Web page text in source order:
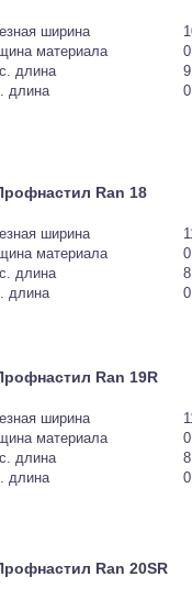
ширина
материала
длина
длина
Ran 18
ширина
материала
длина
длина
Ran 19R
ширина
материала
длина
длина
Ran 20SR